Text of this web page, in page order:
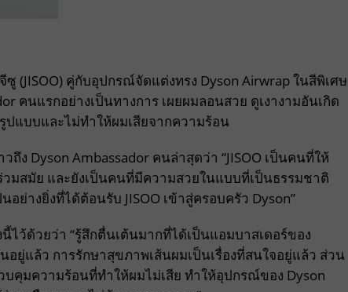
(JISOO) คู่กับอุปกรณ์จัดแต่งทรง Dyson Airwrap ในสีพิเศษ
คนแรกอย่างเป็นทางการ เผยผมลอนสวย ดูเงางามอันเกิด
ปแบบและไม่ทำให้ผมเสียจากความร้อน
ถึง Dyson Ambassador คนล่าสุดว่า “JISOO เป็นคนที่ให้
มสมัย และยังเป็นคนที่มีความสวยในแบบที่เป็นธรรมชาติ
ย่างยิ่งที่ได้ต้อนรับ JISOO เข้าสู่ครอบครัว Dyson”
ไว้ด้วยว่า “รู้สึกตื่นเต้นมากที่ได้เป็นแอมบาสเดอร์ของ
ยู่แล้ว การรักษาสุขภาพเส้นผมเป็นเรื่องที่สนใจอยู่แล้ว ส่วน
บคุมความร้อนที่ทำให้ผมไม่เสีย ทำให้อุปกรณ์ของ Dyson